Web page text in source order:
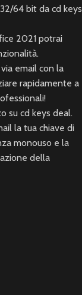
64 bit da cd keys
2021 potrai
email con la
rapidamente a
su cd keys deal.
la tua chiave di
monouso e la
della